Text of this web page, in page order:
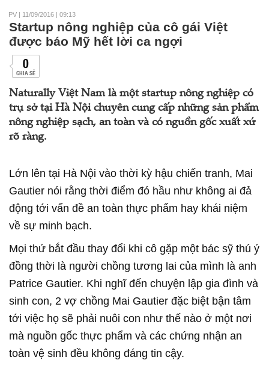
PV | 11/09/2016 | 09:13
Startup nông nghiệp của cô gái Việt
được báo Mỹ hết lời ca ngợi
0
CHIA SẺ
Naturally Việt Nam là một startup nông nghiệp có
trụ sở tại Hà Nội chuyên cung cấp những sản phẩm
nông nghiệp sạch, an toàn và có nguồn gốc xuất xứ
rõ ràng.
Lớn lên tại Hà Nội vào thời kỳ hậu chiến tranh, Mai
Gautier nói rằng thời điểm đó hầu như không ai đả
động tới vấn đề an toàn thực phẩm hay khái niệm
về sự minh bạch.
Mọi thứ bắt đầu thay đổi khi cô gặp một bác sỹ thú ý
đồng thời là người chồng tương lai của mình là anh
Patrice Gautier. Khi nghĩ đến chuyện lập gia đình và
sinh con, 2 vợ chồng Mai Gautier đặc biệt bận tâm
tới việc họ sẽ phải nuôi con như thế nào ở một nơi
mà nguồn gốc thực phẩm và các chứng nhận an
toàn vệ sinh đều không đáng tin cậy.